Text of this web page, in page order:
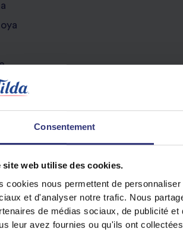
Consentement
site web utilise des cookies.
cookies nous permettent de
et d'analyser notre trafic. Nous
de médias sociaux, de publicité
leur avez fournies ou qu'ils ont
sésame noir